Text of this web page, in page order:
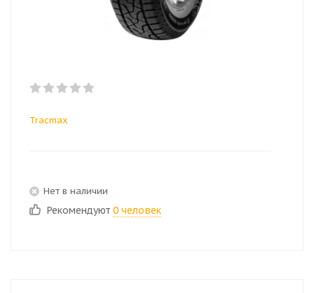
Tracmax
Нет в наличии
Рекомендуют 0 человек